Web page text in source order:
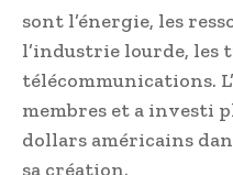
sont l’énergie, les
l’industrie lourde, les
télécommunications.
membres et a investi
dollars américains
sa création.